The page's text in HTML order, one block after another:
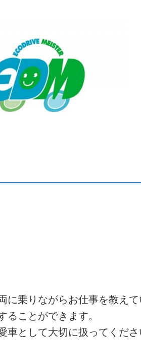
乗りながらお仕事を教え
ことができます。
車として大切に扱ってくだ